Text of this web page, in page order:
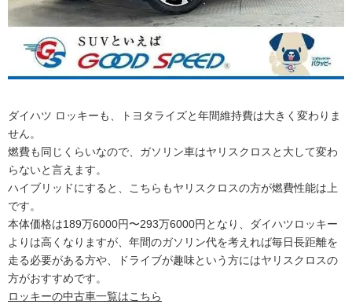
ダイハツ ロッキーも、トヨタライズと年間維持費は大きく変わりま
せん。
燃費も同じくらいなので、ガソリン車はヤリスクロスと大して変わ
らないと言えます。
ハイブリッドにすると、こちらもヤリスクロスの方が燃費性能は上
です。
本体価格は189万6000円〜293万6000円となり、ダイハツロッキー
よりは高くなりますが、年間のガソリン代を考えれば毎日長距離を
走る必要がある方や、ドライブが趣味という方にはヤリスクロスの
方がおすすめです。
ロッキーの中古車一覧はこちら